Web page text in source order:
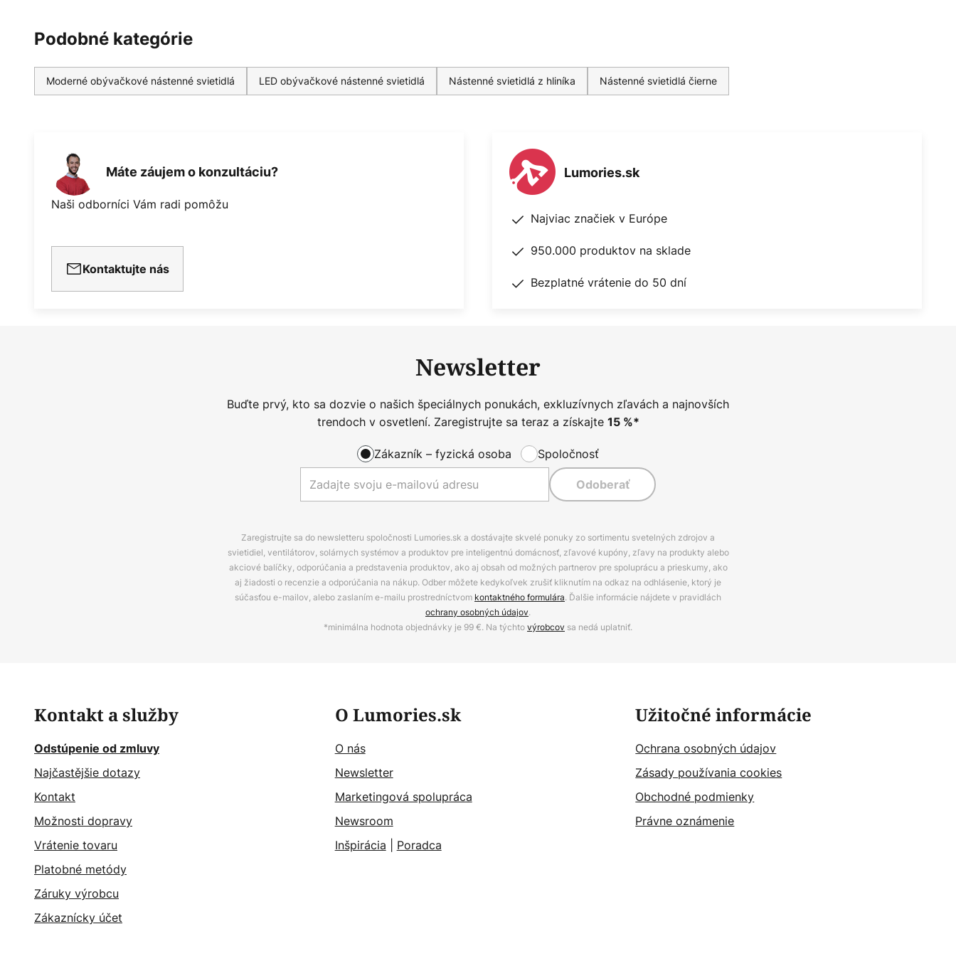
Podobné kategórie
Moderné obývačkové nástenné svietidlá LED obývačkové nástenné svietidlá Nástenné svietidlá z hliníka Nástenné svietidlá čierne
Máte záujem o konzultáciu?
Naši odborníci Vám radi pomôžu
Kontaktujte nás
Lumories.sk
Najviac značiek v Európe
950.000 produktov na sklade
Bezplatné vrátenie do 50 dní
Newsletter
Buďte prvý, kto sa dozvie o našich špeciálnych ponukách, exkluzívnych zľavách a najnovších
trendoch v osvetlení. Zaregistrujte sa teraz a získajte 15%*
Zákazník – fyzická osoba Spoločnosť
Odoberať
Zaregistrujte sa do newsletteru spoločnosti Lumories.sk a dostávajte skvelé ponuky zo sortimentu svetelných zdrojov a
svietidiel, ventilátorov, solárnych systémov a produktov pre inteligentnú domácnosť, zľavové kupóny, zľavy na produkty alebo
akciové balíčky, odporúčania a predstavenia produktov, ako aj obsah od možných partnerov pre spoluprácu a prieskumy, ako
aj žiadosti o recenzie a odporúčania na nákup. Odber môžete kedykoľvek zrušiť kliknutím na odkaz na odhlásenie, ktorý je
súčasťou e-mailov, alebo zaslaním e-mailu prostredníctvom kontaktného formulára. Ďalšie informácie nájdete v pravidlách
ochrany osobných údajov.
*minimálna hodnota objednávky je 99 €. Na týchtovýrobcov sa nedá uplatniť.
Kontakt a služby
Odstúpenie od zmluvy
Najčastějšie dotazy
Kontakt
Možnosti dopravy
Vrátenie tovaru
Platobné metódy
Záruky výrobcu
Zákaznícky účet
O Lumories.sk
O nás
Newsletter
Marketingová spolupráca
Newsroom
Inšpirácia
Poradca
Užitočné informácie
Ochrana osobných údajov
Zásady používania cookies
Obchodné podmienky
Právne oznámenie